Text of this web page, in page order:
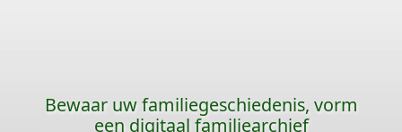
Bewaar uw familiegeschiedenis, vorm
een digitaal familiearchief